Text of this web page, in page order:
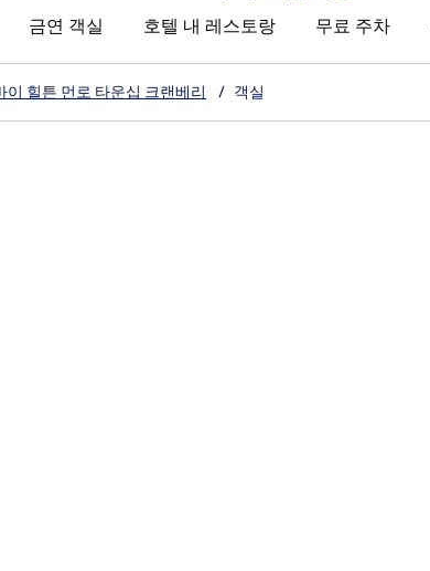
금연 객실 호텔 내 레스토랑 무료 주차
이 힐튼 먼로 타운십 크랜베리 / 객실